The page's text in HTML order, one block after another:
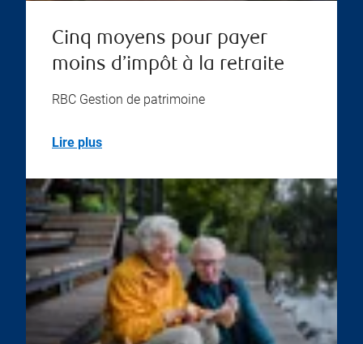
Cinq moyens pour payer
moins d’impôt à la retraite
RBC Gestion de patrimoine
Lire plus